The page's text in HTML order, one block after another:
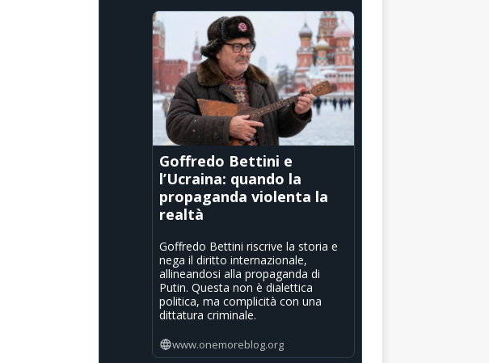
Goffredo Bettini e
l’Ucraina: quando la
propaganda violenta la
realtà
Goffredo Bettini riscrive la storia e
nega il diritto internazionale,
allineandosi alla propaganda di
Putin. Questa non è dialettica
politica, ma complicità con una
dittatura criminale.
www.onemoreblog.org